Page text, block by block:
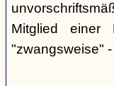
Mitglied einer
"zwangsweise"